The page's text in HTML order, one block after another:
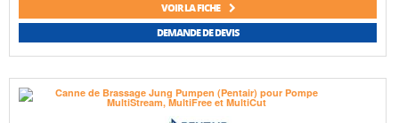
VOIR LA FICHE
DEMANDE DE DEVIS